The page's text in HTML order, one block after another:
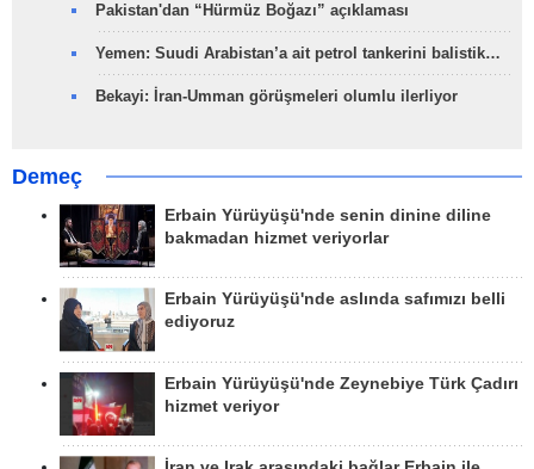
Pakistan'dan “Hürmüz Boğazı” açıklaması
Yemen: Suudi Arabistan’a ait petrol tankerini balistik…
Bekayi: İran-Umman görüşmeleri olumlu ilerliyor
Demeç
Erbain Yürüyüşü'nde senin dinine diline
bakmadan hizmet veriyorlar
Erbain Yürüyüşü'nde aslında safımızı belli
ediyoruz
Erbain Yürüyüşü'nde Zeynebiye Türk Çadırı
hizmet veriyor